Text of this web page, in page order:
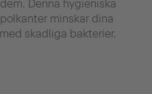
Denna hygieniska
minskar dina
skadliga bakterier.